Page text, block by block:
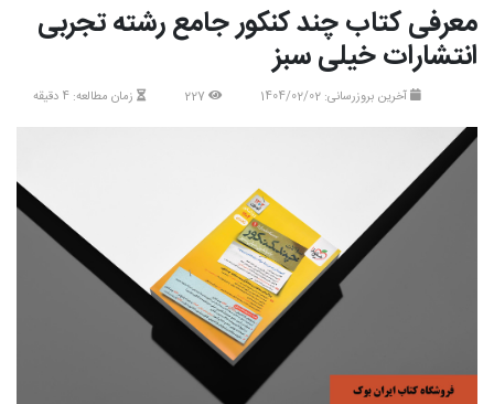
معرفی کتاب چند کنکور جامع رشته تجربی
انتشارات خیلی سبز
آخرین بروزرسانی: 1404/02/02 زمان مطالعه: 4 دقیقه